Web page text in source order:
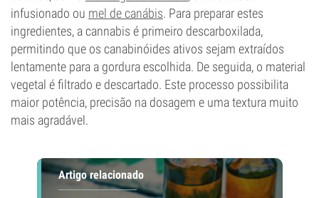
infusionado ou mel de canábis. Para preparar estes
ingredientes, a cannabis é primeiro descarboxilada,
permitindo que os canabinóides ativos sejam extraídos
lentamente para a gordura escolhida. De seguida, o material
vegetal é filtrado e descartado. Este processo possibilita
maior potência, precisão na dosagem e uma textura muito
mais agradável.
Artigo relacionado